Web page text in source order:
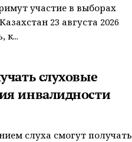
участие в выборах
23 августа 2026
к...
слуховые
инвалидности
слуха смогут получать